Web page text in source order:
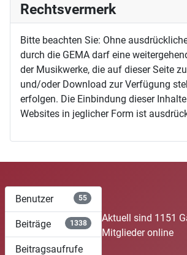
Rechtsvermerk
Bitte beachten Sie: Ohne
durch die GEMA darf eine
der Musikwerke, die auf dieser Seite
und/oder Download zur Verfügung
erfolgen. Die Einbindung dieser
Websites in jeglicher Form ist
Benutzer 55
Beiträge 1338
Beitragsaufrufe
Aktuell sind 1151
Mitglieder online